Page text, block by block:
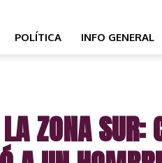
POLÍTICA INFO GENERAL
ZONA SUR: